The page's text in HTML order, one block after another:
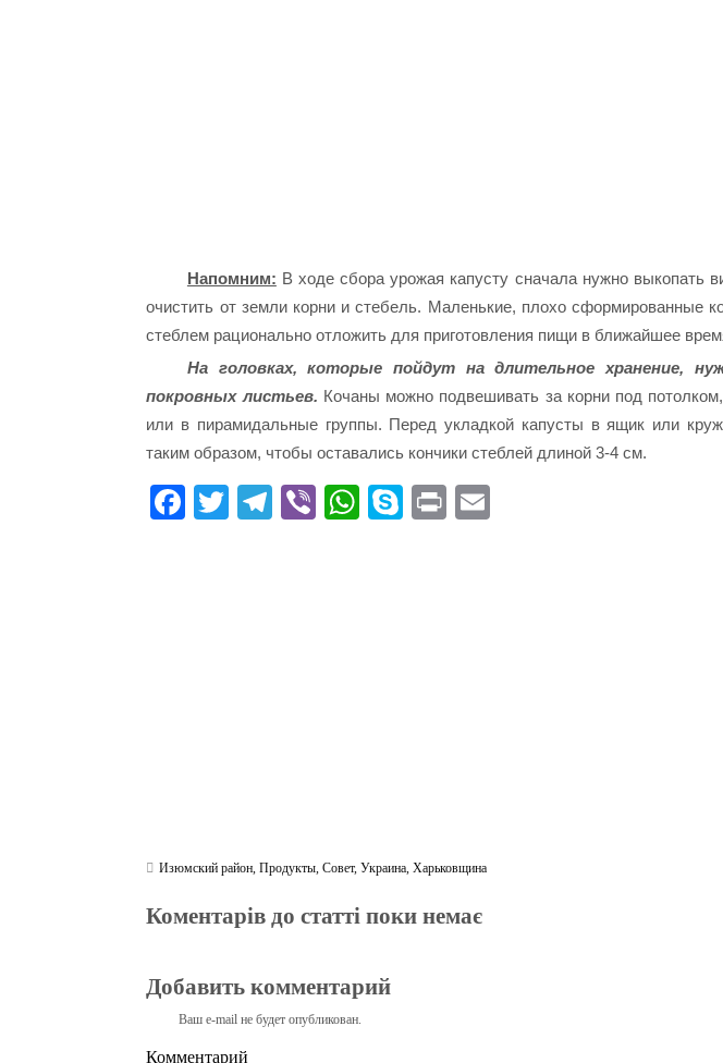
Напомним: В ходе сбора урожая капусту сначала нужно выкопать
очистить от земли корни и стебель. Маленькие, плохо сформированные
стеблем рационально отложить для приготовления пищи в ближайшее
На головках, которые пойдут на длительное хранение,
покровных листьев. Кочаны можно подвешивать за корни под
или в пирамидальные группы. Перед укладкой капусты в ящик или
таким образом, чтобы оставались кончики стеблей длиной 3-4 см.
Fa T
Te Vi
W
S
Pr
Изюмский район,Продукты,Совет,Украина,Харьковщина
Коментарів до статті поки немає
Добавить комментарий
Ваш e-mail не будет опубликован.
Комментарий